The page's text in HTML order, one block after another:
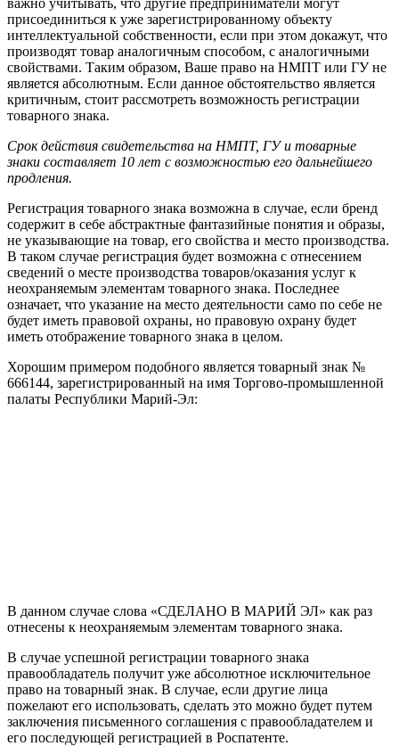
присоединиться к уже зарегистрированному объекту
интеллектуальной собственности, если при этом докажут, что
производят товар аналогичным способом, с аналогичными
свойствами. Таким образом, Ваше право на НМПТ или ГУ не
является абсолютным. Если данное обстоятельство является
критичным, стоит рассмотреть возможность регистрации
товарного знака.
Срок действия свидетельства на НМПТ, ГУ и товарные
знаки составляет 10 лет с возможностью его дальнейшего
продления.
Регистрация товарного знака возможна в случае, если бренд
содержит в себе абстрактные фантазийные понятия и образы,
не указывающие на товар, его свойства и место производства.
В таком случае регистрация будет возможна с отнесением
сведений о месте производства товаров/оказания услуг к
неохраняемым элементам товарного знака. Последнее
означает, что указание на место деятельности само по себе не
будет иметь правовой охраны, но правовую охрану будет
иметь отображение товарного знака в целом.
Хорошим примером подобного является товарный знак №
666144, зарегистрированный на имя Торгово-промышленной
палаты Республики Марий-Эл:
В данном случае слова «СДЕЛАНО В МАРИЙ ЭЛ» как раз
отнесены к неохраняемым элементам товарного знака.
В случае успешной регистрации товарного знака
правообладатель получит уже абсолютное исключительное
право на товарный знак. В случае, если другие лица
пожелают его использовать, сделать это можно будет путем
заключения письменного соглашения с правообладателем и
его последующей регистрацией в Роспатенте.